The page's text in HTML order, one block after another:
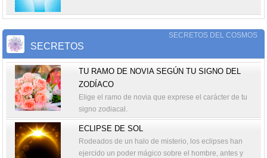
SECRETOS DEL COSMOS
SECRETOS
TU RAMO DE NOVIA SEGÚN TU SIGNO DEL
ZODÍACO
Elige el ramo de novia que exprese el carácter de tu
signo zodiacal.
ECLIPSE DE SOL
Rodeados de un halo de misterio, los eclipses han
ejercido un poder mágico sobre el hombre, antes y